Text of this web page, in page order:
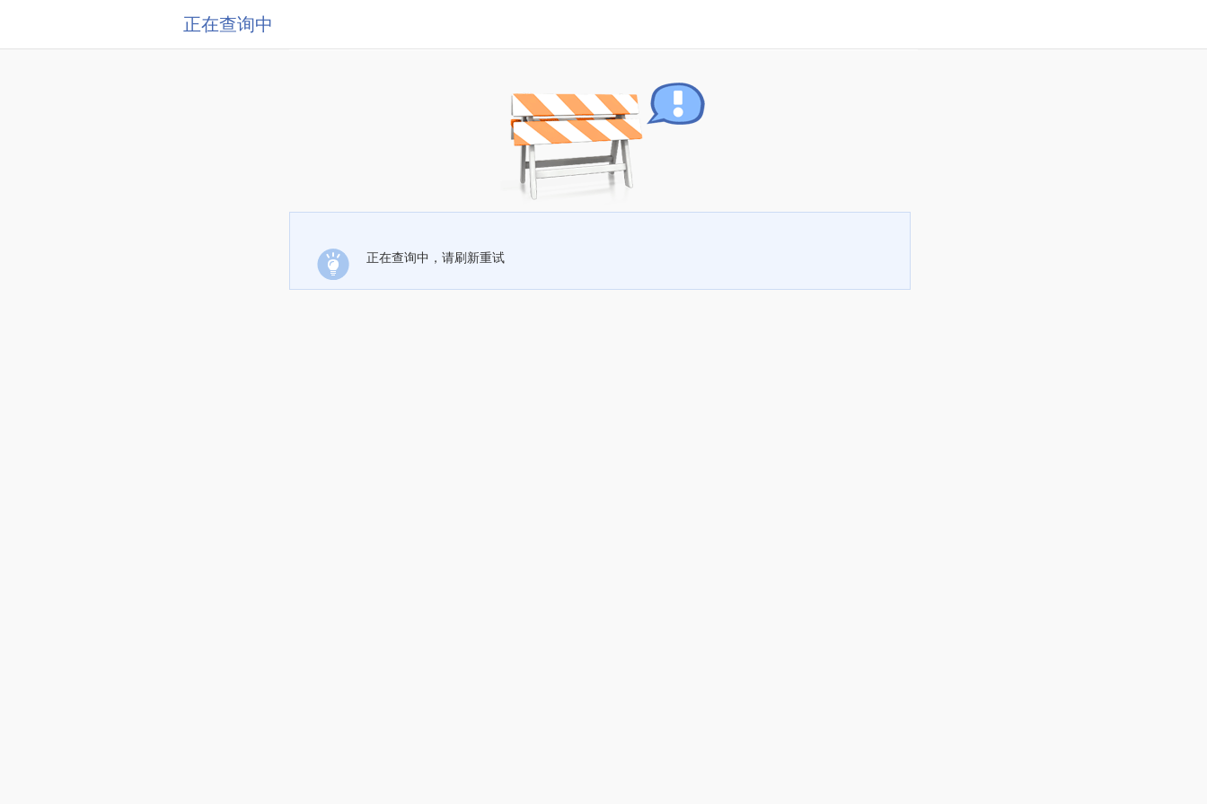
正在查询中
正在查询中，请刷新重试